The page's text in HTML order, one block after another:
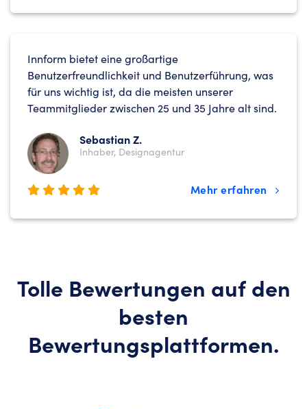
Innform bietet eine großartige
Benutzerfreundlichkeit und Benutzerführung, was
für uns wichtig ist, da die meisten unserer
Teammitglieder zwischen 25 und 35 Jahre alt sind.
Sebastian Z.
Inhaber, Designagentur
Mehr erfahren
Tolle Bewertungen auf den
besten
Bewertungsplattformen.